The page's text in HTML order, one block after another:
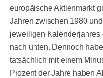
europäische Aktienmarkt
Jahren zwischen 1980
jeweiligen Kalenderjahres
nach unten. Dennoch
tatsächlich mit einem
Prozent der Jahre haben